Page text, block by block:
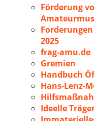
Förderung
2025
frag-amu.de
Gremien
Handbuch
Hans-Lenz-
Ideelle